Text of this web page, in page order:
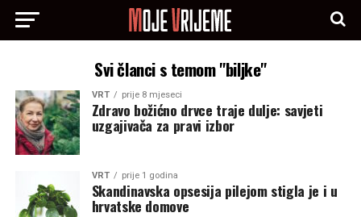
Svi članci s temom "biljke"
VRT prije 8 mjeseci
Zdravo božićno drvce traje dulje: savjeti
uzgajivača za pravi izbor
VRT prije 1 godina
Skandinavska opsesija pilejom stigla je i u
hrvatske domove